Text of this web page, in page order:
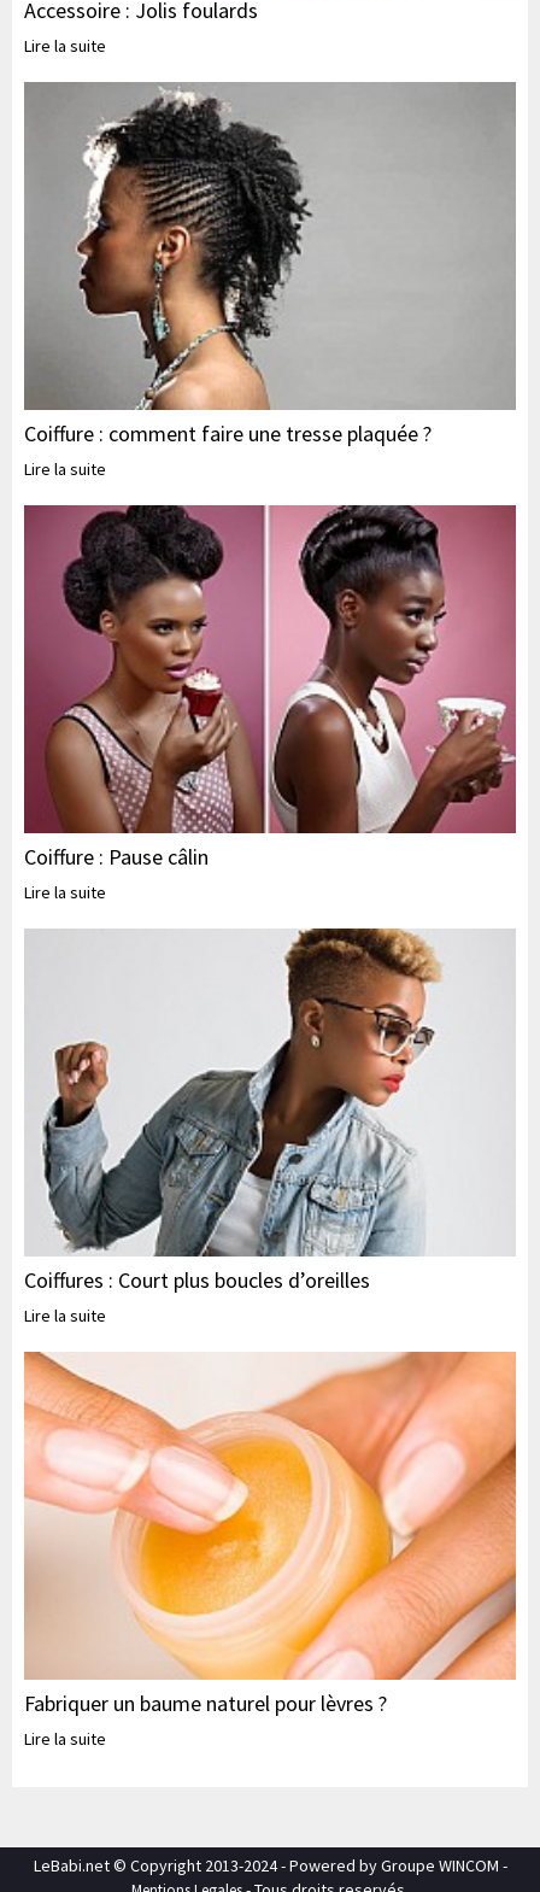
Accessoire : Jolis foulards
Lire la suite
Coiffure : comment faire une tresse plaquée ?
Lire la suite
Coiffure : Pause câlin
Lire la suite
Coiffures : Court plus boucles d’oreilles
Lire la suite
Fabriquer un baume naturel pour lèvres ?
Lire la suite
LeBabi.net © Copyright 2013-2024 - Powered by Groupe WINCOM -